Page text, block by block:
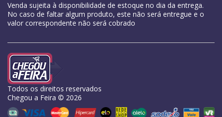
Venda sujeita à disponibilidade de estoque no dia da entrega.
No caso de faltar algum produto, este não será entregue e o
valor correspondente não será cobrado
Todos os direitos reservados
Chegou a Feira © 2026